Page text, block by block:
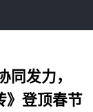
发力，
》登顶春节